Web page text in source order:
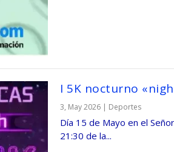
I 5K nocturno
3, May 2026 | Deportes
Día 15 de Mayo en el
21:30 de la...